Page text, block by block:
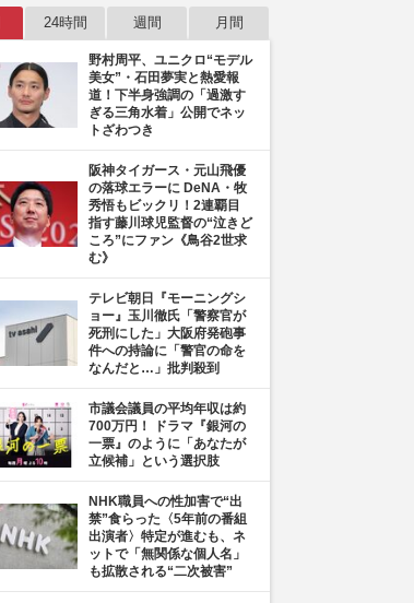
24時間 週間 月間
野村周平、ユニクロ“モデル
美女”・石田夢実と熱愛報
道！下半身強調の「過激す
ぎる三角水着」公開でネッ
トざわつき
阪神タイガース・元山飛優
の落球エラーに DeNA・牧
秀悟もビックリ！2連覇目
指す藤川球児監督の“泣きど
ころ”にファン《鳥谷2世求
む》
テレビ朝日『モーニングシ
ョー』玉川徹氏「警察官が
死刑にした」大阪府発砲事
件への持論に「警官の命を
なんだと…」批判殺到
市議会議員の平均年収は約
700万円！ ドラマ『銀河の
一票』のように「あなたが
立候補」という選択肢
NHK職員への性加害で“出
禁”食らった〈5年前の番組
出演者〉特定が進むも、ネ
ットで「無関係な個人名」
も拡散される“二次被害”